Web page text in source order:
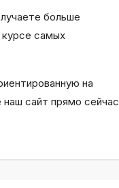
больше
курсе самых
на
наш сайт прямо сейчас